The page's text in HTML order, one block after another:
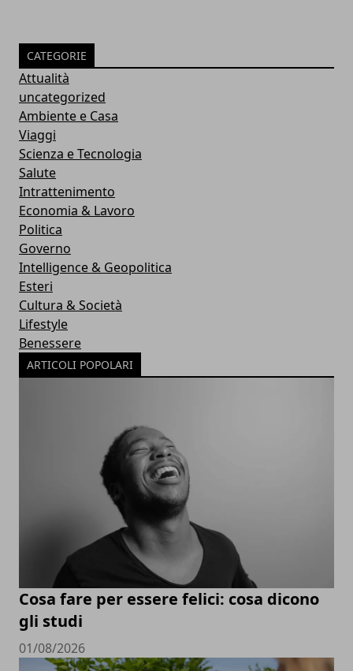
CATEGORIE
Attualità
uncategorized
Ambiente e Casa
Viaggi
Scienza e Tecnologia
Salute
Intrattenimento
Economia & Lavoro
Politica
Governo
Intelligence & Geopolitica
Esteri
Cultura & Società
Lifestyle
Benessere
ARTICOLI POPOLARI
Cosa fare per essere felici: cosa dicono
gli studi
01/08/2026